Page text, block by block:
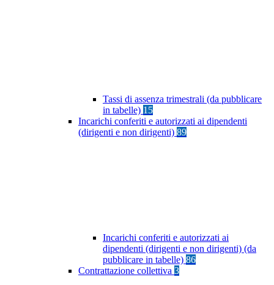
Tassi di assenza trimestrali (da pubblicare
in tabelle) 15
Incarichi conferiti e autorizzati ai dipendenti
(dirigenti e non dirigenti) 89
Incarichi conferiti e autorizzati ai
dipendenti (dirigenti e non dirigenti) (da
pubblicare in tabelle) 86
Contrattazione collettiva 3